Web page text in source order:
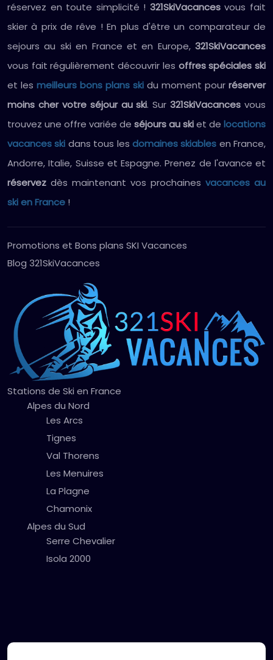
réservez en toute simplicité ! 321SkiVacancesvous fait
skier à prix de rêve ! En plus d'être un comparateur de
sejours au ski en France et en Europe, 321SkiVacances
vous fait régulièrement découvrir les offres spéciales ski
et les meilleurs bons plans ski du moment pour réserver
moins cher votre séjour au ski. Sur321SkiVacances vous
trouvez une offre variée de séjours au skiet de locations
vacances ski dans tous les domaines skiables en France,
Andorre, Italie, Suisse et Espagne. Prenez de l'avance et
réservez dès maintenant vos prochaines vacances au
ski en France !
Promotions et Bons plans SKI Vacances
Blog 321SkiVacances
Stations de Ski en France
Alpes du Nord
Les Arcs
Tignes
Val Thorens
Les Menuires
La Plagne
Chamonix
Alpes du Sud
Serre Chevalier
Isola 2000